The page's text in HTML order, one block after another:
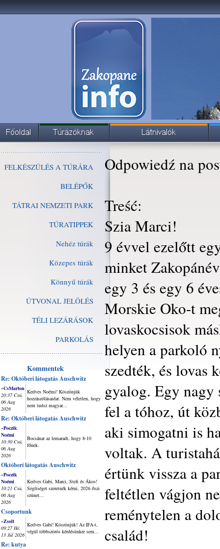
FELKÉSZÜLÉS A TÚRÁRA
BELÉPŐK
TÁTRAI NEMZETI PARK
TÚRATIPPEK
Nehéz túrák
Közepes túrák
Könnyű túrák
ÚTVONAL JELÖLÉS
TÉLI LEZÁRÁSOK
PARKOLÁS
Kommentek
Re: Októberi látogatás Auschwitz
~CsMarton
20:37 Csü,
06 Aug
2026
Kedves Noémi! Köszönjük
hozzászólásaidat. Nem véletlen, hogy
nem tudsz magyar...
Re: Októberi látogatás Auschwitz
~Poczik
Noémi
10:30 Csü,
06 Aug
2026
Bocsánat az lemaradt, hogy 8-10
főnek.
Októberi látogatás Auschwitz
~Poczik
Noémi
10:21 Csü,
06 Aug
2026
Kedves Gabi, Marci, Stefi és Ákos!
Segítséget szeretnék kérni, 2026 őszi
szünet...
Csoportunk
~Zsolt
09:27 Hé,
13 Júl 2026
Kedves Gabi! Köszönjük! Az IFA-t,
végül többszörös kérdésünkre sem...
Re: kutya
Odpowiedź na
Treść:
Szia Marci!
9 évvel ezelőtt
minket
egy 3 és egy 6
Morskie Oko-t
lovaskocsisok
helyen a parkoló
szedték, és lovas
gyalog. Egy nagy
fel a tóhoz, út
aki simogatni is
voltak. A
értünk vissza a
feltétlen vágjon
reménytelen a
család!